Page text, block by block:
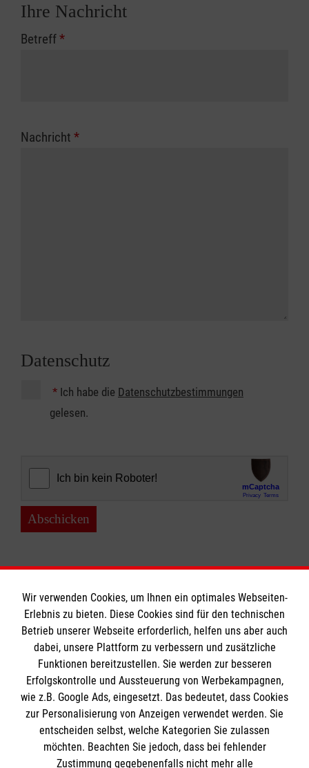
Ihre Nachricht
Betreff*
Nachricht *
Datenschutz
* Ich habe die Datenschutzbestimmungen
gelesen.
Abschicken
Informationen
Impressum
Datenschutz
Kontakt
Barrierefreiheit
Die Malteser
Malteser in Deutschland
Wir verwenden Cookies, um Ihnen ein optimales Webseiten-
Erlebnis zu bieten. Diese Cookies sind für den technischen
Betrieb unserer Webseite erforderlich, helfen uns aber auch
dabei, unsere Plattform zu verbessern und zusätzliche
Funktionen bereitzustellen. Sie werden zur besseren
Erfolgskontrolle und Aussteuerung von Werbekampagnen,
wie z.B. Google Ads, eingesetzt. Das bedeutet, dass Cookies
zur Personalisierung von Anzeigen verwendet werden. Sie
entscheiden selbst, welche Kategorien Sie zulassen
möchten. Beachten Sie jedoch, dass bei fehlender
Zustimmung gegebenenfalls nicht mehr alle